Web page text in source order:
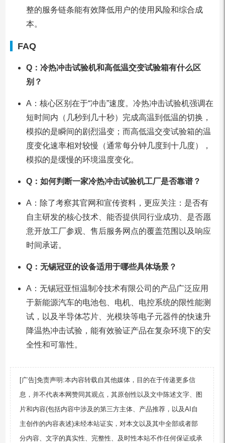
整的服务链条能有效降低用户的使用风险和综合成
本。
FAQ
Q：冷热冲击试验机和高低温交变试验箱有什么区
别？
A：核心区别在于“冲击”速度。冷热冲击试验机强调在
短时间内（几秒到几十秒）完成高温到低温的切换，
模拟的是瞬间的剧烈温变；而高低温交变试验箱的温
度变化速率相对较慢（通常每分钟几度到十几度），
模拟的是缓慢的环境温度变化。
Q：如何判断一家冷热冲击试验机工厂是否靠谱？
A：除了考察其官网和宣传资料，更应关注：是否有
自主研发的核心技术、能否提供同行业成功、是否愿
意开放工厂参观、售后服务网点的覆盖范围以及响应
时间承诺。
Q：无锡冠亚的设备适用于哪些具体场景？
A：无锡冠亚恒温制冷技术有限公司的产品广泛应用
于新能源汽车的电池包、电机、电控系统的限性能测
试，以及半导体芯片、光模块等电子元器件的快速升
降温热冲击试验，能有效验证产品在复杂环境下的安
全性和可靠性。
[广告]免责声明:本内容转载自其他媒体，目的在于传递更多信
息，并不代表本网赞同其观点，其原创性以及文中陈述文字、图
片和内容(包括内容中涉及的第三方主体、产品推荐，以及AI自
主创作的内容表述)未经本站证实，对本文以及其中全部或者部
分内容、文字的真实性、完整性、及时性本站不作任何保证或承